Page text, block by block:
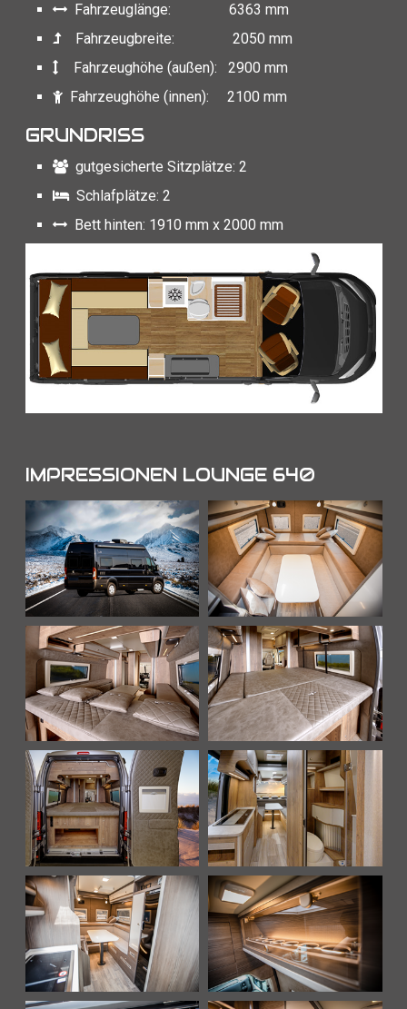
Fahrzeuglänge: 6363 mm
Fahrzeugbreite: 2050 mm
Fahrzeughöhe (außen): 2900 mm
Fahrzeughöhe (innen): 2100 mm
GRUNDRISS
gutgesicherte Sitzplätze: 2
Schlafplätze: 2
Bett hinten: 1910 mm x 2000 mm
IMPRESSIONEN LOUNGE 640